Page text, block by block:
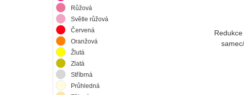
Růžová
Světle růžová
Červená
Oranžová
Žlutá
Zlatá
Stříbrná
Průhledná